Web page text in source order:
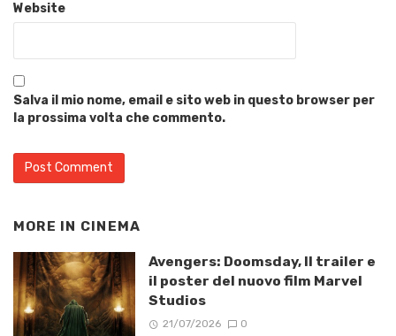
Website
Salva il mio nome, email e sito web in questo browser per
la prossima volta che commento.
MORE IN CINEMA
Avengers: Doomsday, Il trailer e
il poster del nuovo film Marvel
Studios
21/07/2026 0